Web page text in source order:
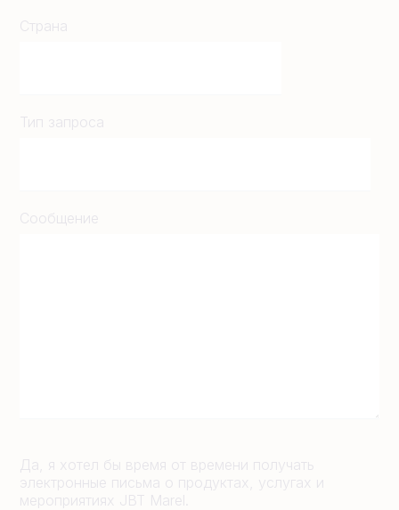
Страна
Тип запроса
Сообщение
Да, я хотел бы время от времени получать
электронные письма о продуктах, услугах и
мероприятиях JBT Marel.